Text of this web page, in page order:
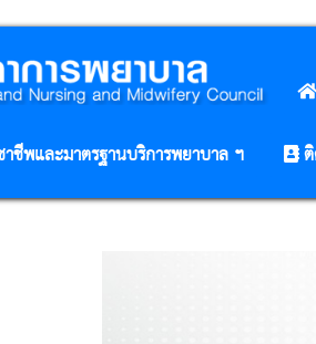
ชีพและมาตรฐานบริการพยาบาล ฯ